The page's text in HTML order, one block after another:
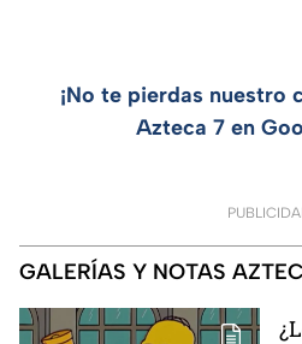
¡No te pierdas nuestro
Azteca 7 en
GALERÍAS Y NOTAS